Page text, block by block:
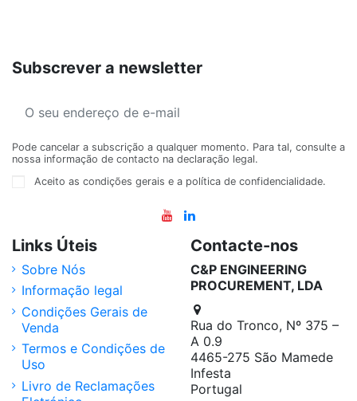
Subscrever a newsletter
Pode cancelar a subscrição a qualquer momento. Para tal, consulte a
nossa informação de contacto na declaração legal.
Aceito as condições gerais e a política de confidencialidade.
Links Úteis
Sobre Nós
Informação legal
Condições Gerais de
Venda
Termos e Condições de
Uso
Livro de Reclamações
Contacte-nos
C&P ENGINEERING
PROCUREMENT, LDA
Rua do Tronco, Nº 375 –
A 0.9
4465-275 São Mamede
Infesta
Portugal